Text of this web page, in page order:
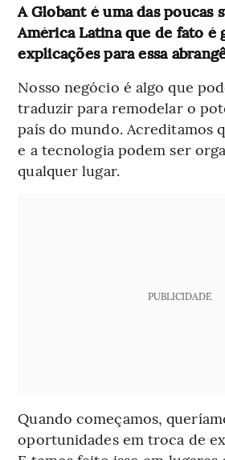
A Globant é uma das poucas
América Latina que de fato é
explicações para essa
Nosso negócio é algo que
traduzir para remodelar o
país do mundo. Acreditamos
e a tecnologia podem ser
qualquer lugar.
PUBLICIDADE
Quando começamos,
oportunidades em troca de